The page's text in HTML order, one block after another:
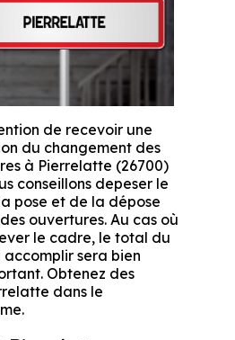
de recevoir une
du changement des
à Pierrelatte (26700)
conseillons depeser le
pose et de la dépose
ouvertures. Au cas où
le cadre, le total du
sera bien
Obtenez des
dans le
.